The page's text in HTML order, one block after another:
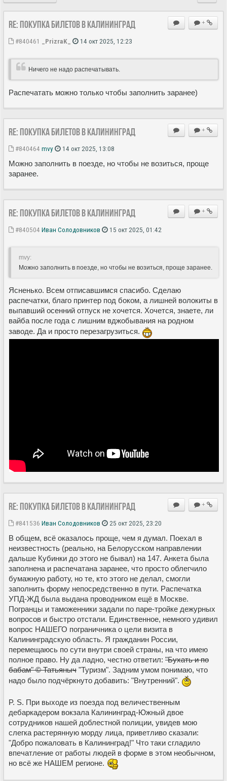
+
Re: Покупка билетов в Калининград
#840461 _PrizraK_ 14 окт 2025, 12:23
Ничего не надо распечатывать.
Распечатать можно только чтобы заполнить заранее)
+
Re: Покупка билетов в Калининград
#840464 mvy 14 окт 2025, 13:08
Можно заполнить в поезде, но чтобы не возиться, проще
заранее.
+
Re: Покупка билетов в Калининград
#840504 Иван Солодовников 15 окт 2025, 01:42
mvy:
Можно заполнить в поезде, но чтобы не возиться, проще заранее.
Ясненько. Всем отписавшимся спасибо. Сделаю
распечатки, благо принтер под боком, а лишней волокиты в
выпавший осенний отпуск не хочется. Хочется, знаете, ли
вайба после года с лишним вджобывания на родном
заводе. Да и просто перезагрузиться.
+
Re: Покупка билетов в Калининград
#841536 Иван Солодовников 25 окт 2025, 23:20
В общем, всё оказалось проще, чем я думал. Поехал в
неизвестность (реально, на Белорусском направлении
дальше Кубинки до этого не бывал) на 147. Анкета была
заполнена и распечатана заранее, что просто облегчило
бумажную работу, но те, кто этого не делал, смогли
заполнить форму непосредственно в пути. Распечатка
УПД-ЖД была выдана проводником ещё в Москве.
Погранцы и таможенники задали по паре-тройке дежурных
вопросов и быстро отстали. Единственное, немного удивил
вопрос НАШЕГО пограничника о цели визита в
Калининградскую область. Я гражданин России,
перемещаюсь по сути внутри своей страны, на что имею
полное право. Ну да ладно, честно ответил: "Бухать и по
бабам" © Татьяныч "Туризм". Задним умом понимаю, что
надо было подчёркнуто добавить: "Внутренний".
P. S. При выходе из поезда под величественным
дебаркадером вокзала Калининград-Южный двое
сотрудников нашей доблестной полиции, увидев мою
слегка растерянную морду лица, приветливо сказали:
"Добро пожаловать в Калининград!" Что таки сгладило
впечатление от работы людей в форме в этом необычном,
но всё же НАШЕМ регионе.